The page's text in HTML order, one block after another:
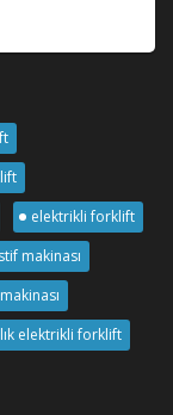
elektrikli forklift
makinası
elektrikli forklift